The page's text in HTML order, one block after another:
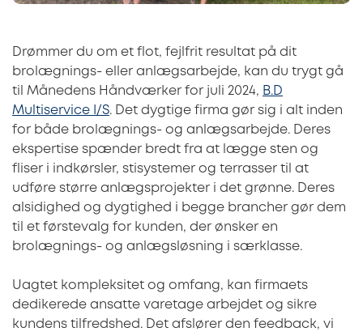
Drømmer du om et flot, fejlfrit resultat på dit
brolægnings- eller anlægsarbejde, kan du trygt gå
til Månedens Håndværker for juli 2024, B.D
Multiservice I/S. Det dygtige firma gør sig i alt inden
for både brolægnings- og anlægsarbejde. Deres
ekspertise spænder bredt fra at lægge sten og
fliser i indkørsler, stisystemer og terrasser til at
udføre større anlægsprojekter i det grønne. Deres
alsidighed og dygtighed i begge brancher gør dem
til et førstevalg for kunden, der ønsker en
brolægnings- og anlægsløsning i særklasse.
Uagtet kompleksitet og omfang, kan firmaets
dedikerede ansatte varetage arbejdet og sikre
kundens tilfredshed. Det afslører den feedback, vi